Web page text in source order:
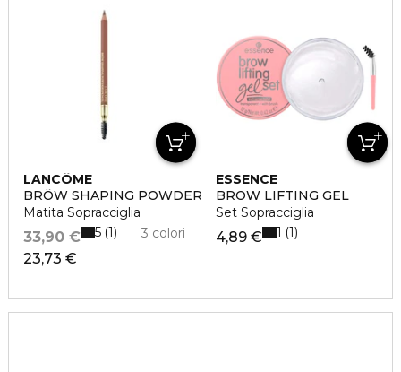
LANCÔME
BRÔW SHAPING POWDERY PENCIL
Matita Sopracciglia
23,73 €
33,90 € 3 colori
5 1
ESSENCE
BROW LIFTING GEL
Set Sopracciglia
4,89 € 1 1